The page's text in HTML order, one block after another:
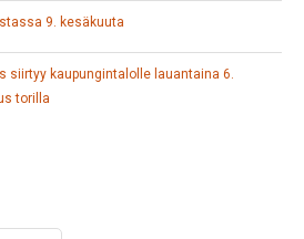
9. kesäkuuta
siirtyy kaupungintalolle lauantaina 6.
torilla